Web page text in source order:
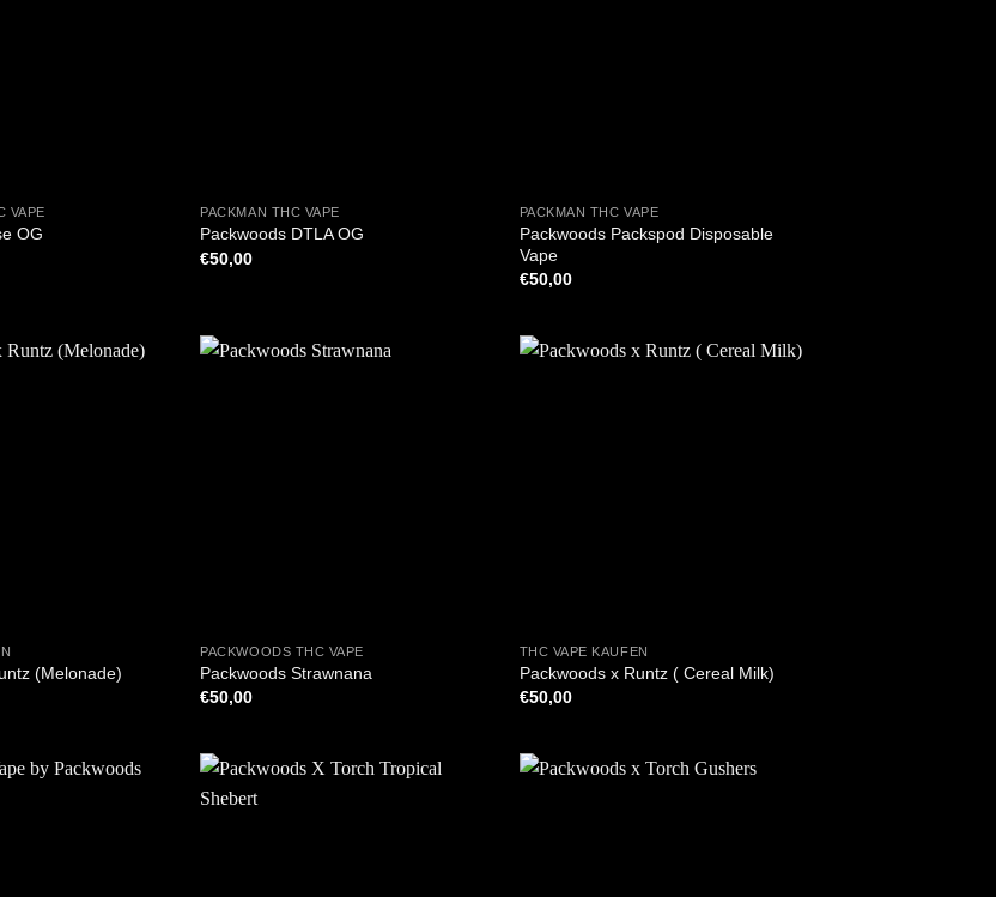
VAPE
OG
PACKMAN THC VAPE
Packwoods DTLA OG
€50,00
PACKMAN THC VAPE
Packwoods Packspod Disposable
Vape
€50,00
(Melonade)
PACKWOODS THC VAPE
Packwoods Strawnana
€50,00
THC VAPE KAUFEN
Packwoods x Runtz ( Cereal Milk)
€50,00